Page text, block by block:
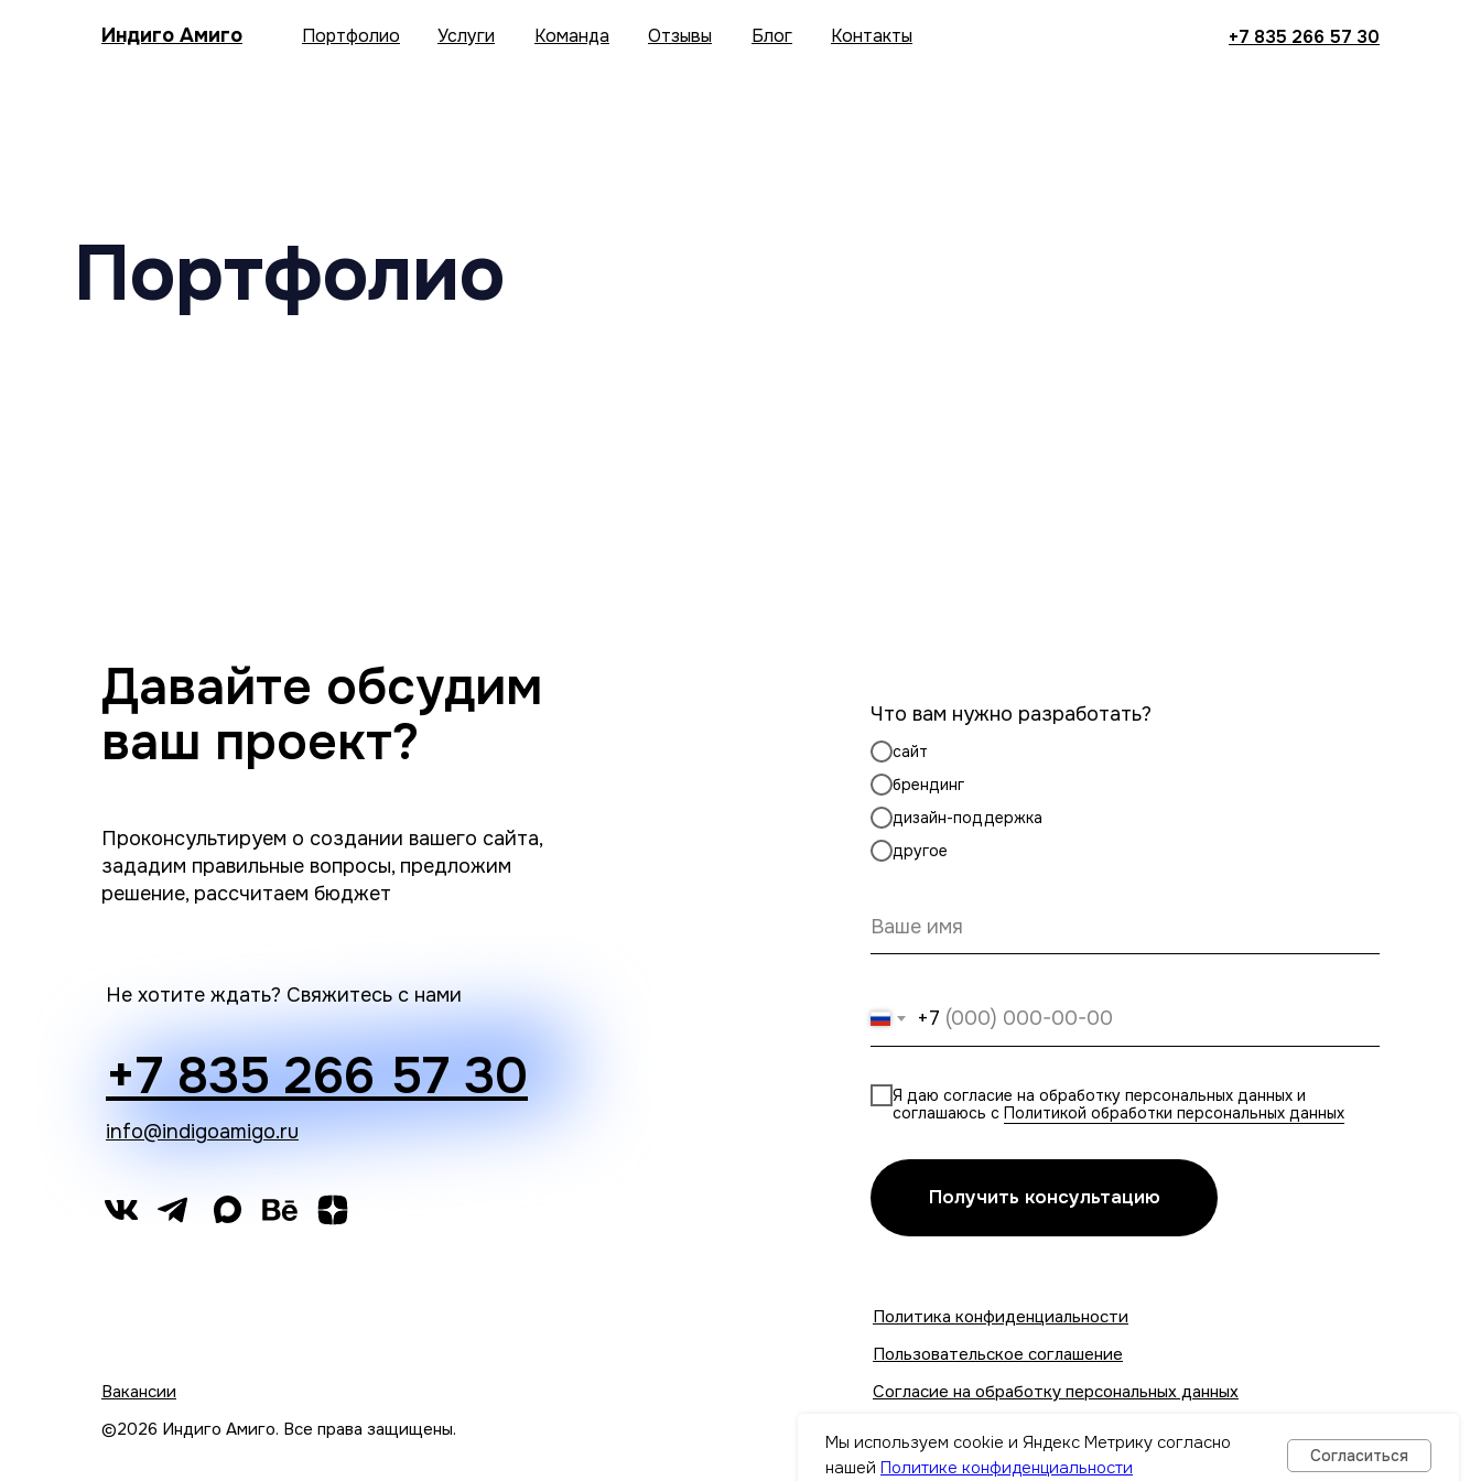
Индиго Амиго Портфолио Услуги Команда Отзывы Блог Контакты +7 835 266 57 30
Портфолио
Давайте обсудим
ваш проект?
Проконсультируем о создании вашего сайта,
зададим правильные вопросы, предложим
решение, рассчитаем бюджет
©2026 Индиго Амиго. Все права защищены.
Согласие на обработку персональных данных
Пользовательское соглашение
Политика конфиденциальности
Вакансии
Не хотите ждать? Свяжитесь с нами
Что вам нужно разработать?
сайт
брендинг
дизайн-поддержка
другое
+7
Я даю согласие на обработку персональных данных и
соглашаюсь с Политикой обработки персональных данных
Получить консультацию
+7 835 266 57 30
info@indigoamigo.ru
Мы используем cookie и Яндекс Метрику согласно
нашей Политике конфиденциальности
Согласиться